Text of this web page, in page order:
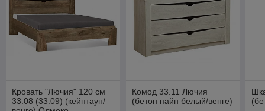
Кровать "Лючия" 120 см
33.08 (33.09) (кейптаун/
Комод 33.11 Лючия
(бетон пайн белый/венге)